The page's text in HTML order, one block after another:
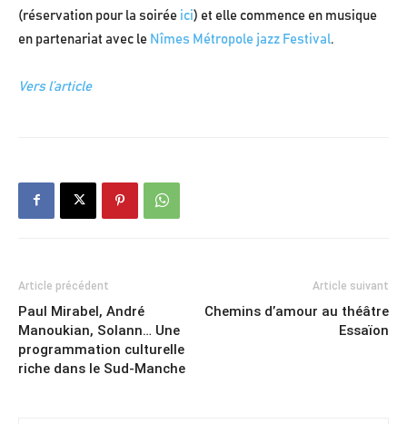
(réservation pour la soirée ici) et elle commence en musique
en partenariat avec le Nîmes Métropole jazz Festival.
Vers l’article
Article précédent
Paul Mirabel, André
Manoukian, Solann… Une
programmation culturelle
riche dans le Sud-Manche
Article suivant
Chemins d’amour au théâtre
Essaïon